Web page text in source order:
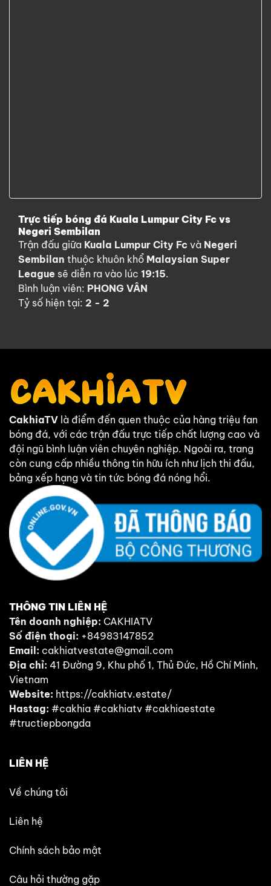
Trực tiếp bóng đá Kuala Lumpur City Fc vs
Negeri Sembilan
Trận đấu giữa Kuala Lumpur City Fc và Negeri
Sembilan thuộc khuôn khổ Malaysian Super
League sẽ diễn ra vào lúc 19:15.
Bình luận viên: PHONG VÂN
Tỷ số hiện tại: 2 - 2
CakhiaTV là điểm đến quen thuộc của hàng triệu fan
bóng đá, với các trận đấu trực tiếp chất lượng cao và
đội ngũ bình luận viên chuyên nghiệp. Ngoài ra, trang
còn cung cấp nhiều thông tin hữu ích như lịch thi đấu,
bảng xếp hạng và tin tức bóng đá nóng hổi.
THÔNG TIN LIÊN HỆ
Tên doanh nghiệp: CAKHIATV
Số điện thoại: +84983147852
Email: cakhiatvestate@gmail.com
Địa chỉ: 41 Đường 9, Khu phố 1, Thủ Đức, Hồ Chí Minh,
Vietnam
Website: https://cakhiatv.estate/
Hastag: #cakhia #cakhiatv #cakhiaestate
#tructiepbongda
LIÊN HỆ
Về chúng tôi
Liên hệ
Chính sách bảo mật
Câu hỏi thường gặp